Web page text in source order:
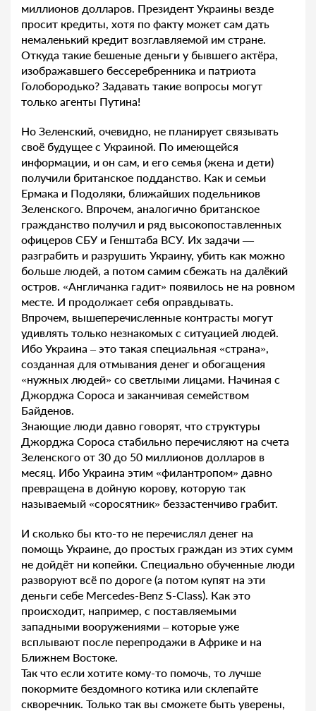
миллионов долларов. Президент Украины везде
просит кредиты, хотя по факту может сам дать
немаленький кредит возглавляемой им стране.
Откуда такие бешеные деньги у бывшего актёра,
изображавшего бессеребренника и патриота
Голобородько? Задавать такие вопросы могут
только агенты Путина!
Но Зеленский, очевидно, не планирует связывать
своё будущее с Украиной. По имеющейся
информации, и он сам, и его семья (жена и дети)
получили британское подданство. Как и семьи
Ермака и Подоляки, ближайших подельников
Зеленского. Впрочем, аналогично британское
гражданство получил и ряд высокопоставленных
офицеров СБУ и Генштаба ВСУ. Их задачи —
разграбить и разрушить Украину, убить как можно
больше людей, а потом самим сбежать на далёкий
остров. «Англичанка гадит» появилось не на ровном
месте. И продолжает себя оправдывать.
Впрочем, вышеперечисленные контрасты могут
удивлять только незнакомых с ситуацией людей.
Ибо Украина – это такая специальная «страна»,
созданная для отмывания денег и обогащения
«нужных людей» со светлыми лицами. Начиная с
Джорджа Сороса и заканчивая семейством
Байденов.
Знающие люди давно говорят, что структуры
Джорджа Сороса стабильно перечисляют на счета
Зеленского от 30 до 50 миллионов долларов в
месяц. Ибо Украина этим «филантропом» давно
превращена в дойную корову, которую так
называемый «соросятник» беззастенчиво грабит.
И сколько бы кто-то не перечислял денег на
помощь Украине, до простых граждан из этих сумм
не дойдёт ни копейки. Специально обученные люди
разворуют всё по дороге (а потом купят на эти
деньги себе Mercedes-Benz S-Class). Как это
происходит, например, с поставляемыми
западными вооружениями – которые уже
всплывают после перепродажи в Африке и на
Ближнем Востоке.
Так что если хотите кому-то помочь, то лучше
покормите бездомного котика или склепайте
скворечник. Только так вы сможете быть уверены,